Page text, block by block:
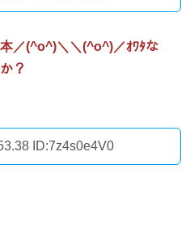
／(^o^)＼＼(^o^)／ｵﾜﾀな
？
ID:7z4s0e4V0